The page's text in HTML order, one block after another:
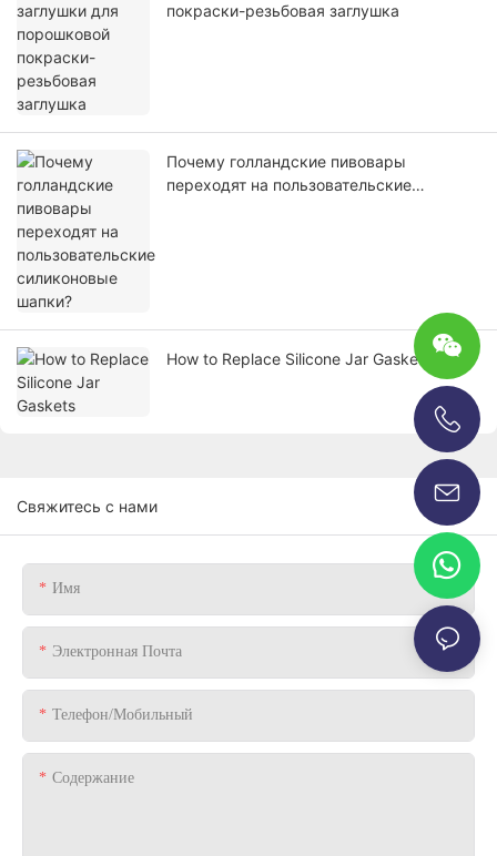
покраски-резьбовая заглушка
Почему голландские пивовары
переходят на пользовательские
How to Replace Silicone Jar Gaskets
Свяжитесь с нами
Имя
Электронная Почта
Телефон/Мобильный
Содержание